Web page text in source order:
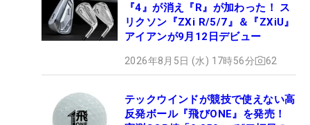
『4』が消え『R』が加わった！ ス
リクソン『ZXi R/5/7』＆『ZXiU』
アイアンが9月12日デビュー
2026年8月5日 (水) 17時56分 62
テックウインドが競技で使えない高
反発ボール『飛びONE』を発売！